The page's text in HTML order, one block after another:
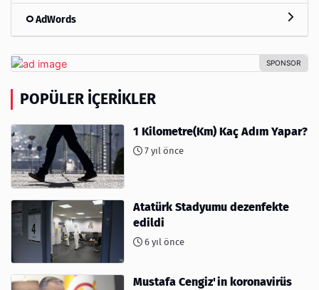
AdWords
POPÜLER İÇERIKLER
1 Kilometre(Km) Kaç Adım Yapar?
7 yıl önce
Atatürk Stadyumu dezenfekte
edildi
6 yıl önce
Mustafa Cengiz'in koronavirüs